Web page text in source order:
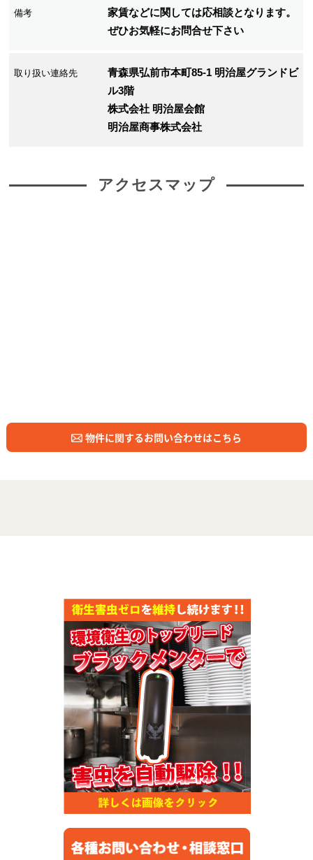
備考
家賃などに関しては応相談となります。
ぜひお気軽にお問合せ下さい
取り扱い連絡先
青森県弘前市本町85-1 明治屋グランドビ
ル3階
株式会社 明治屋会館
明治屋商事株式会社
アクセスマップ
物件に関するお問い合わせはこちら